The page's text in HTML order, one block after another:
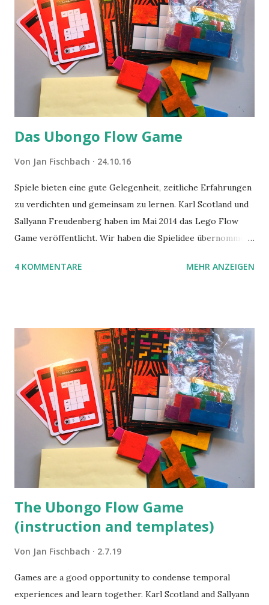
Das Ubongo Flow Game
Von Jan Fischbach 24.10.16
Spiele bieten eine gute Gelegenheit, zeitliche Erfahrungen
zu verdichten und gemeinsam zu lernen. Karl Scotland und
Sallyann Freudenberg haben im Mai 2014 das Lego Flow
Game veröffentlicht. Wir haben die Spielidee übernommen,
benutzen wir Material aus Grzegorz Rejchtmans Ubongo-
4 KOMMENTARE MEHR ANZEIGEN
The Ubongo Flow Game
(instruction and templates)
Von Jan Fischbach 2.7.19
Games are a good opportunity to condense temporal
experiences and learn together. Karl Scotland and Sallyann